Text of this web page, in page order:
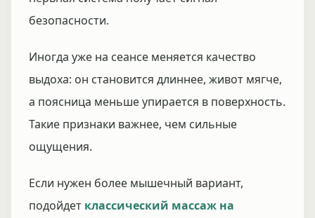
безопасности.
Иногда уже на сеансе меняется качество
выдоха: он становится длиннее, живот мягче,
а поясница меньше упирается в поверхность.
Такие признаки важнее, чем сильные
ощущения.
Если нужен более мышечный вариант,
подойдет классический массаж на